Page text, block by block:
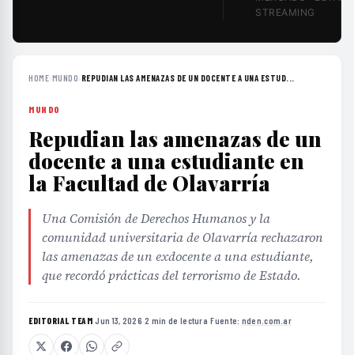
STREAMING
HOME›MUNDO› REPUDIAN LAS AMENAZAS DE UN DOCENTE A UNA ESTUD...
MUNDO
Repudian las amenazas de un
docente a una estudiante en
la Facultad de Olavarría
Una Comisión de Derechos Humanos y la
comunidad universitaria de Olavarría rechazaron
las amenazas de un exdocente a una estudiante,
que recordó prácticas del terrorismo de Estado.
EDITORIAL TEAM·Jun 13, 2026·2 min de lectura·Fuente: nden.com.ar